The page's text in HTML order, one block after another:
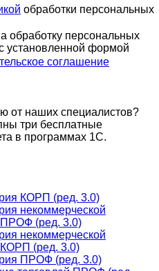
обработки персональных
обработку персональных
установленной формой
соглашение
от наших специалистов?
три бесплатные
в программах 1С.
КОРП (ред. 3.0)
некоммерческой
ПРОФ (ред. 3.0)
некоммерческой
КОРП (ред. 3.0)
ПРОФ (ред. 3.0)